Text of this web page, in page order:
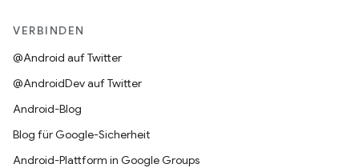
VERBINDEN
@Android auf Twitter
@AndroidDev auf Twitter
Android-Blog
Blog für Google-Sicherheit
Android-Plattform in Google Groups